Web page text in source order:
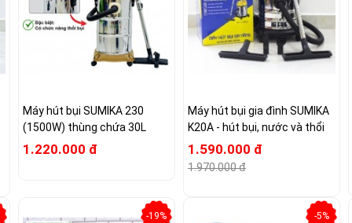
Máy hút bụi SUMIKA 230
(1500W) thùng chứa 30L
1.220.000 đ
Máy hút bụi gia đình SUMIKA
K20A - hút bụi, nước và thổi
1.590.000 đ
1.970.000 đ
-19% -5%